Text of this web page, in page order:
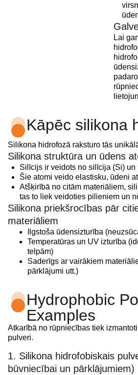
Lai
Kāpēc silikona
Silikona hidrofozā raksturo tās
Silikona struktūra un ūdens
Silīcijs ir veidots no silīcija (Si) un
Šie atomi veido elastisku, ūdeni
Atšķirībā no citām materiāliem,
tas to liek veidoties pilieniem un
Silikona priekšrocības pār
materiāliem
Ilgstoša ūdensizturība
Temperatūras un UV izturība
telpām)
Saderīgs ar vairākiem
pārklājumi utt.)
Hydrophobic
Examples
Atkarībā no rūpniecības tiek
pulveri.
1. Silikona hidrofobiskais
būvniecībai un pārklājumiem)